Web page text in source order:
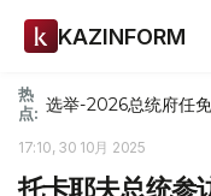
KAZINFORM
热
点: 选举-2026总统府任
17:10, 30 10月 2025
托卡耶夫总统参